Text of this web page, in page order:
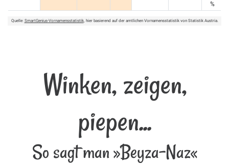
%
Quelle: SmartGenius-Vornamensstatistik, hier basierend auf der amtlichen Vornamensstatistik von Statistik Austria.
Winken, zeigen,
piepen...
So sagt man »Beyza-Naz«